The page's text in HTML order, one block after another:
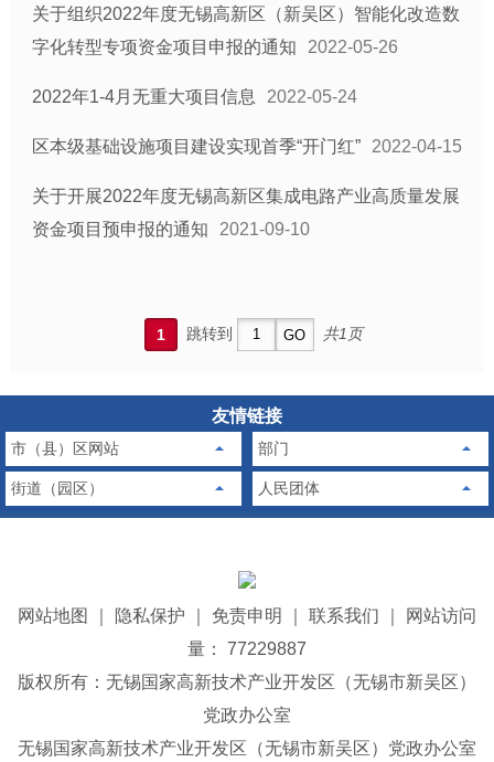
关于组织2022年度无锡高新区（新吴区）智能化改造数
字化转型专项资金项目申报的通知
2022-05-26
2022年1-4月无重大项目信息 2022-05-24
区本级基础设施项目建设实现首季“开门红” 2022-04-15
关于开展2022年度无锡高新区集成电路产业高质量发展
资金项目预申报的通知
2021-09-10
1 跳转到 共1页
友情链接
市（县）区网站 部门
街道（园区） 人民团体
网站地图 隐私保护 免责申明 联系我们
网站访问
量： 77229887
版权所有：无锡国家高新技术产业开发区（无锡市新吴区）
党政办公室
无锡国家高新技术产业开发区（无锡市新吴区）党政办公室